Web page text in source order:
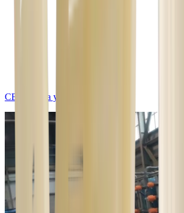
CEB мойка ультрафильтрации